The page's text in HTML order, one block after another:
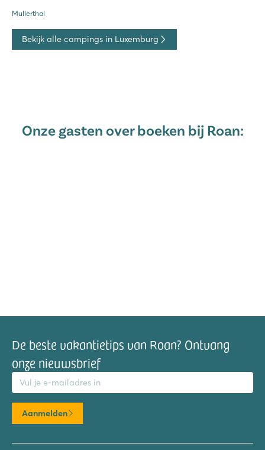
Mullerthal
Bekijk alle campings in Luxemburg
Onze gasten over boeken bij Roan:
De beste vakantietips van Roan? Ontvang
onze nieuwsbrief
Aanmelden